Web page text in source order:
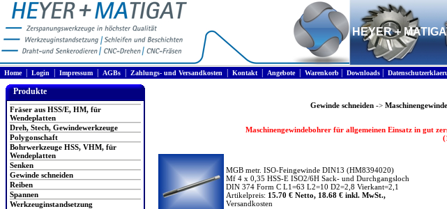
HEYER +
Home| Login Impressum AGBs Zahlungs- und Versandkosten Kontakt| Angebote| Warenkorb Downloads
Produkte
Fräser aus HSS/E, HM, für
Wendeplatten
Dreh, Stech, Gewindewerkzeuge
Polygonschaft
Bohrwerkzeuge HSS, VHM, für
Wendeplatten
Senken
Gewinde schneiden
Reiben
Spannen
Werkzeuginstandsetzung
Gewinde schneiden ->
Maschinengewindebohrer für allgemeinen Einsatz in gut
MGB metr. ISO-Feingewinde DIN13 (HM8394020)
Mf 4 x 0,35 HSS-E ISO2/6H Sack- und Durchgangsloch
DIN 374 Form C L1=63 L2=10 D2=2,8 Vierkant=2,1
Artikelpreis: 15.70 € Netto, 18.68 € inkl. MwSt.,
Versandkosten